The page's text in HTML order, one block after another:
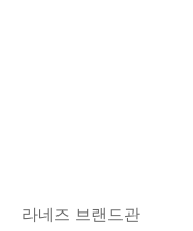
라네즈 브랜드관